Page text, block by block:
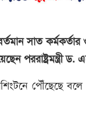
সাত কর্মকর্তার
পৌঁছেছে বলে